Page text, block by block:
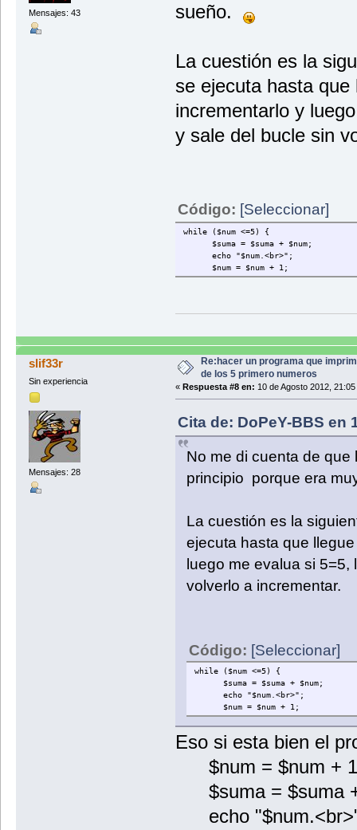
Mensajes: 43
sueño.
La cuestión es la
se ejecuta hasta
incrementarlo y
y sale del bucle sin
Código: [Seleccionar]
while ($num <=5) {
$suma = $suma + $num;
echo "$num.<br>";
$num = $num + 1;
slif33r
Sin experiencia
Mensajes: 28
Re:hacer un programa que
de los 5 primero numeros
« Respuesta #8 en: 10 de Agosto 2012, 21:05
Cita de: DoPeY-BBS en
No me di cuenta de
principio porque era
La cuestión es la
ejecuta hasta que
luego me evalua si 5=5,
volverlo a incrementar.
Código: [Seleccionar]
while ($num <=5) {
$suma = $suma + $num;
echo "$num.<br>";
$num = $num + 1;
Eso si esta bien el
$num = $num +
$suma = $suma
echo